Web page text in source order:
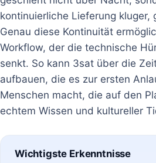
kontinuierliche Lieferung kluger,
Genau diese Kontinuität
Workflow, der die technische
senkt. So kann 3sat über die
aufbauen, die es zur ersten
Menschen macht, die auf den
echtem Wissen und kultureller
Wichtigste Erkenntnisse